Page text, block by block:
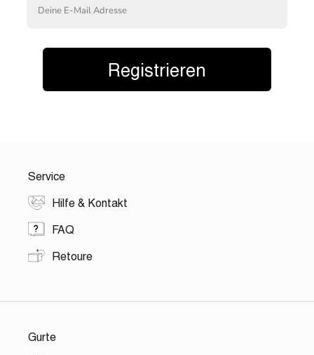
Registrieren
Service
Hilfe & Kontakt
FAQ
Retoure
Gurte